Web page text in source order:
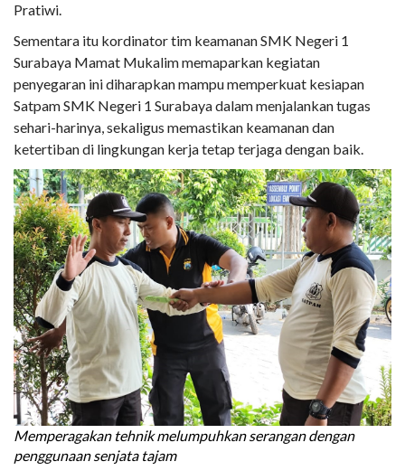
Pratiwi.
Sementara itu kordinator tim keamanan SMK Negeri 1
Surabaya Mamat Mukalim memaparkan kegiatan
penyegaran ini diharapkan mampu memperkuat kesiapan
Satpam SMK Negeri 1 Surabaya dalam menjalankan tugas
sehari-harinya, sekaligus memastikan keamanan dan
ketertiban di lingkungan kerja tetap terjaga dengan baik.
Memperagakan tehnik melumpuhkan serangan dengan
penggunaan senjata tajam